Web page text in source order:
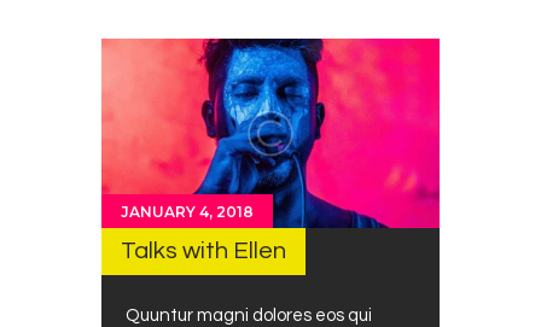
JANUARY 4, 2018
Talks with Ellen
Quuntur magni dolores eos qui